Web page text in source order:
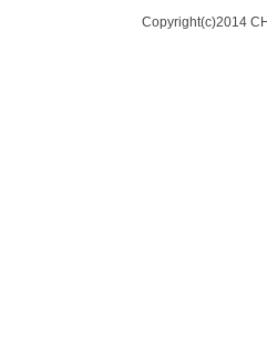
Copyright(c)2014